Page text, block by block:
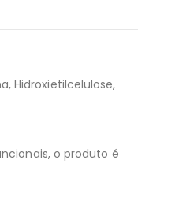
Hidroxietilcelulose,
o produto é